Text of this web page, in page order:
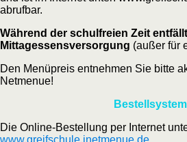
abrufbar.
Während der schulfreien Zeit
Mittagessensversorgung (außer für
Den Menüpreis entnehmen Sie bitte
Netmenue!
Die Online-Bestellung per Internet